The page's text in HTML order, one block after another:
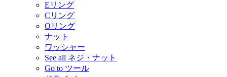
Eリング
Cリング
Oリング
ナット
ワッシャー
See all ネジ・ナット
Go to ツール